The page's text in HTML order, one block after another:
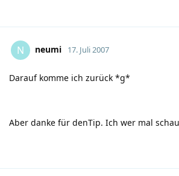
N neumi 17. Juli 2007
Darauf komme ich zurück *g*
Aber danke für denTip. Ich wer mal